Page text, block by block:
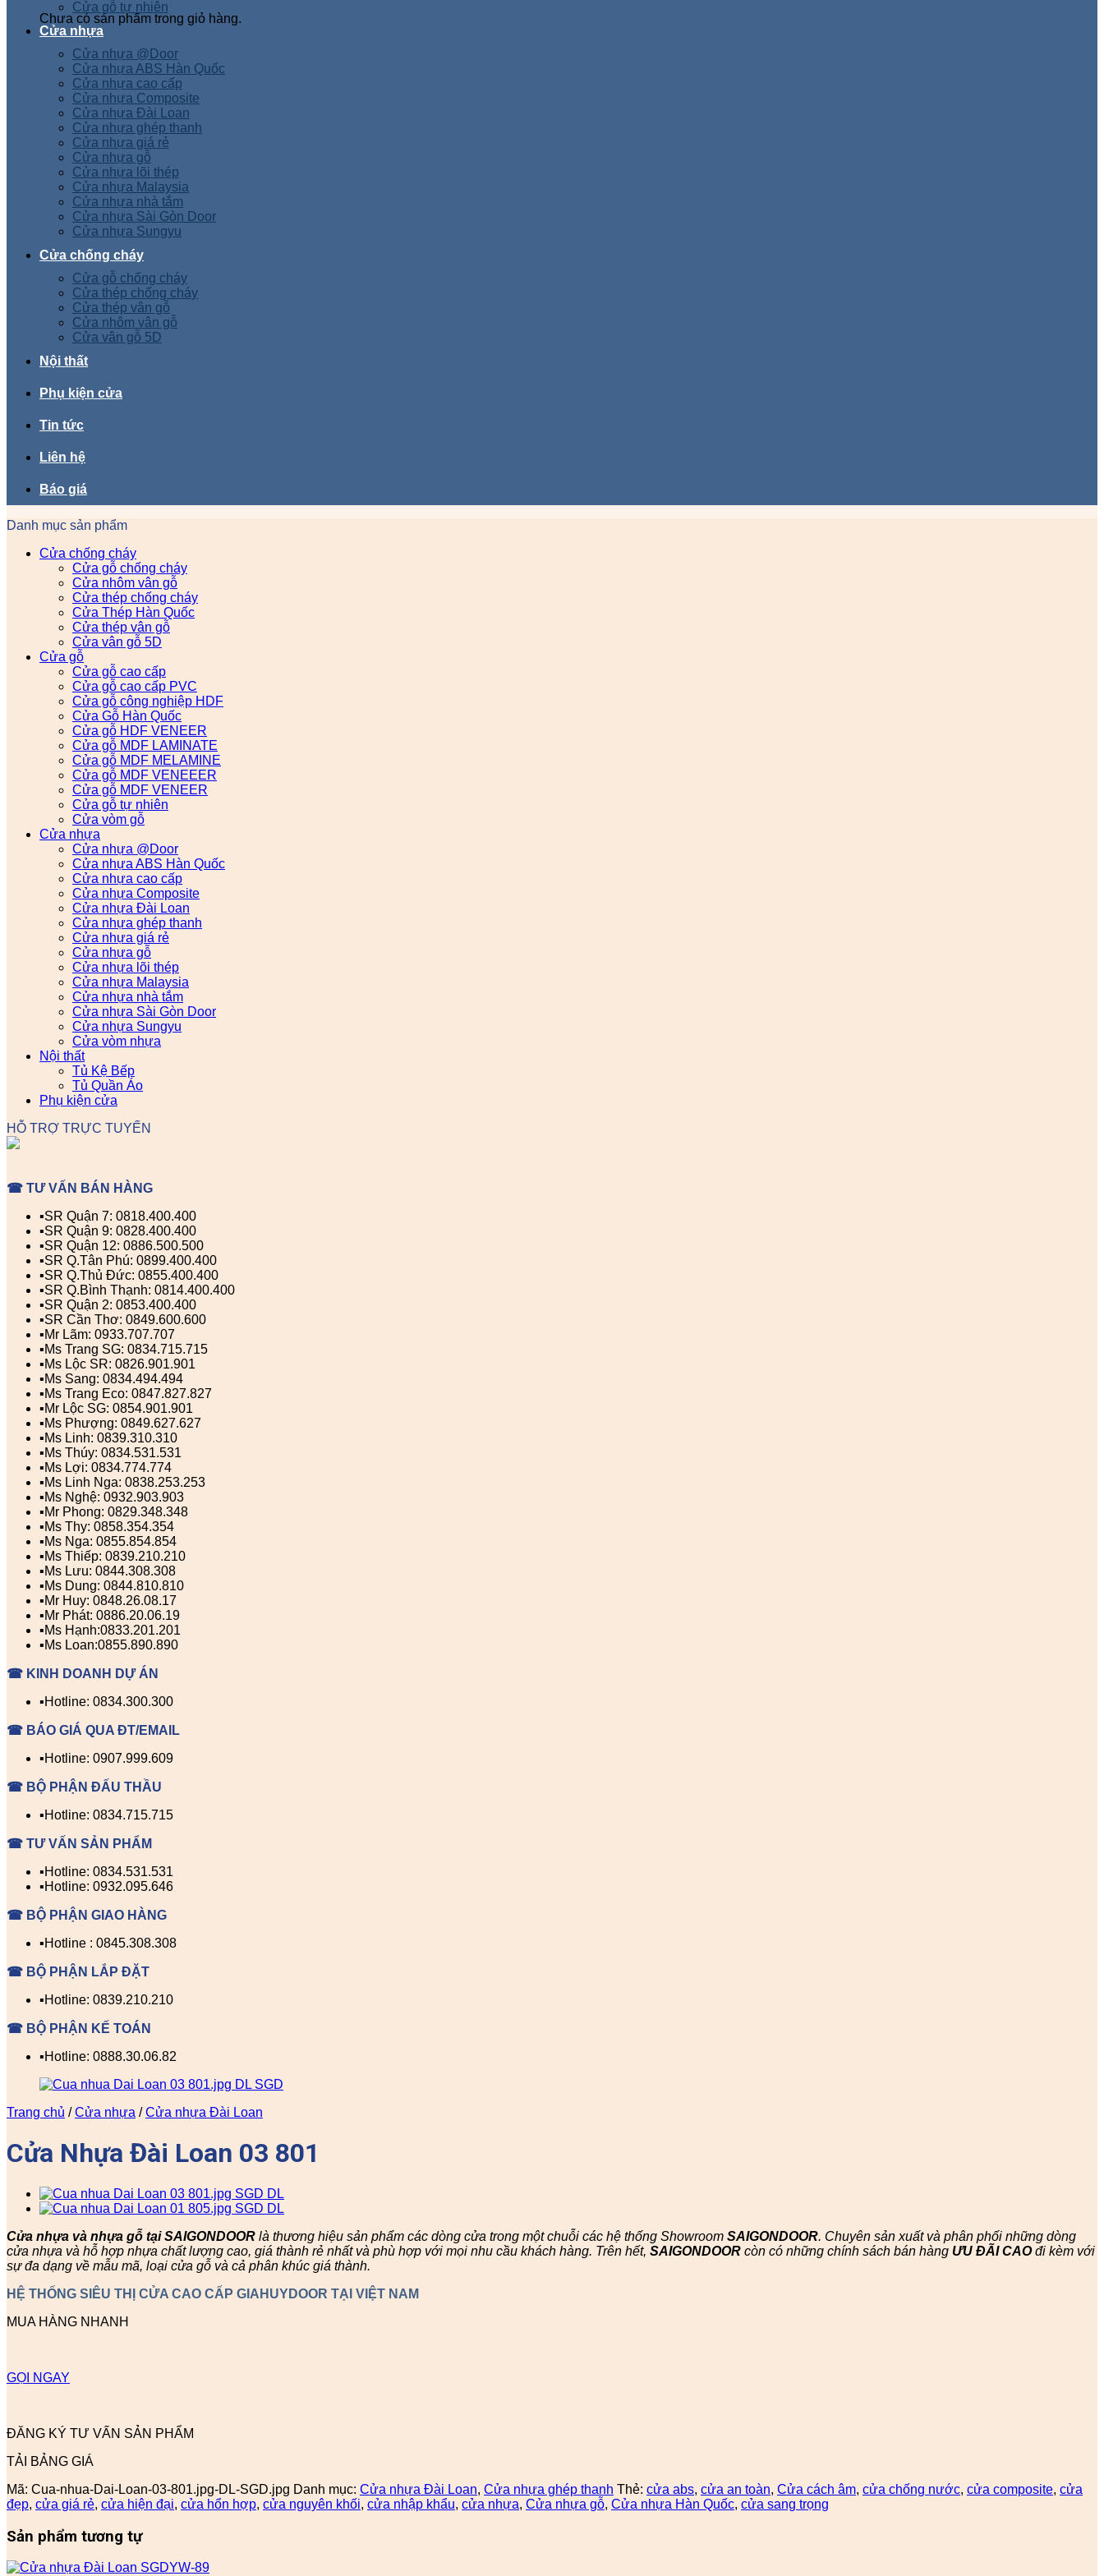
Chưa có sản phẩm trong giỏ hàng.
Cửa gỗ tự nhiên
Cửa nhựa
Cửa nhựa @Door
Cửa nhựa ABS Hàn Quốc
Cửa nhựa cao cấp
Cửa nhựa Composite
Cửa nhựa Đài Loan
Cửa nhựa ghép thanh
Cửa nhựa giá rẻ
Cửa nhựa gỗ
Cửa nhựa lõi thép
Cửa nhựa Malaysia
Cửa nhựa nhà tắm
Cửa nhựa Sài Gòn Door
Cửa nhựa Sungyu
Cửa chống cháy
Cửa gỗ chống cháy
Cửa thép chống cháy
Cửa thép vân gỗ
Cửa nhôm vân gỗ
Cửa vân gỗ 5D
Nội thất
Phụ kiện cửa
Tin tức
Liên hệ
Báo giá
Danh mục sản phẩm
Cửa chống cháy
Cửa gỗ chống cháy
Cửa nhôm vân gỗ
Cửa thép chống cháy
Cửa Thép Hàn Quốc
Cửa thép vân gỗ
Cửa vân gỗ 5D
Cửa gỗ
Cửa gỗ cao cấp
Cửa gỗ cao cấp PVC
Cửa gỗ công nghiệp HDF
Cửa Gỗ Hàn Quốc
Cửa gỗ HDF VENEER
Cửa gỗ MDF LAMINATE
Cửa gỗ MDF MELAMINE
Cửa gỗ MDF VENEEER
Cửa gỗ MDF VENEER
Cửa gỗ tự nhiên
Cửa vòm gỗ
Cửa nhựa
Cửa nhựa @Door
Cửa nhựa ABS Hàn Quốc
Cửa nhựa cao cấp
Cửa nhựa Composite
Cửa nhựa Đài Loan
Cửa nhựa ghép thanh
Cửa nhựa giá rẻ
Cửa nhựa gỗ
Cửa nhựa lõi thép
Cửa nhựa Malaysia
Cửa nhựa nhà tắm
Cửa nhựa Sài Gòn Door
Cửa nhựa Sungyu
Cửa vòm nhựa
Nội thất
Tủ Kệ Bếp
Tủ Quần Áo
Phụ kiện cửa
HỖ TRỢ TRỰC TUYẾN
☎ TƯ VẤN BÁN HÀNG
▪️SR Quận 7: 0818.400.400
▪️SR Quận 9: 0828.400.400
▪️SR Quận 12: 0886.500.500
▪️SR Q.Tân Phú: 0899.400.400
▪️SR Q.Thủ Đức: 0855.400.400
▪️SR Q.Bình Thạnh: 0814.400.400
▪️SR Quận 2: 0853.400.400
▪️SR Cần Thơ: 0849.600.600
▪️Mr Lãm: 0933.707.707
▪️Ms Trang SG: 0834.715.715
▪️Ms Lộc SR: 0826.901.901
▪️Ms Sang: 0834.494.494
▪️Ms Trang Eco: 0847.827.827
▪️Mr Lộc SG: 0854.901.901
▪️Ms Phượng: 0849.627.627
▪️Ms Linh: 0839.310.310
▪️Ms Thúy: 0834.531.531
▪️Ms Lợi: 0834.774.774
▪️Ms Linh Nga: 0838.253.253
▪️Ms Nghệ: 0932.903.903
▪️Mr Phong: 0829.348.348
▪️Ms Thy: 0858.354.354
▪️Ms Nga: 0855.854.854
▪️Ms Thiếp: 0839.210.210
▪️Ms Lưu: 0844.308.308
▪️Ms Dung: 0844.810.810
▪️Mr Huy: 0848.26.08.17
▪️Mr Phát: 0886.20.06.19
▪️Ms Hạnh:0833.201.201
▪️Ms Loan:0855.890.890
☎ KINH DOANH DỰ ÁN
▪️Hotline: 0834.300.300
☎ BÁO GIÁ QUA ĐT/EMAIL
▪️Hotline: 0907.999.609
☎ BỘ PHẬN ĐẤU THẦU
▪️Hotline: 0834.715.715
☎ TƯ VẤN SẢN PHẨM
▪️Hotline: 0834.531.531
▪️Hotline: 0932.095.646
☎ BỘ PHẬN GIAO HÀNG
▪️Hotline : 0845.308.308
☎ BỘ PHẬN LẮP ĐẶT
▪️Hotline: 0839.210.210
☎ BỘ PHẬN KẾ TOÁN
▪️Hotline: 0888.30.06.82
Trang chủ / Cửa nhựa / Cửa nhựa Đài Loan
Cửa Nhựa Đài Loan 03 801
Cửa nhựa và nhựa gỗ tại SAIGONDOOR là thương hiệu sản phẩm các dòng cửa trong một chuỗi các hệ thống Showroom SAIGONDOOR. Chuyên sản xuất và phân phối những dòng
cửa nhựa và hỗ hợp nhựa chất lượng cao, giá thành rẻ nhất và phù hợp với mọi nhu cầu khách hàng. Trên hết, SAIGONDOOR còn có những chính sách bán hàng ƯU ĐÃI CAOđi kèm với
sự đa dạng về mẫu mã, loại cửa gỗ và cả phân khúc giá thành.
HỆ THỐNG SIÊU THỊ CỬA CAO CẤP GIAHUYDOOR TẠI VIỆT NAM
MUA HÀNG NHANH
GỌI NGAY
ĐĂNG KÝ TƯ VẤN SẢN PHẨM
TẢI BẢNG GIÁ
Mã: Cua-nhua-Dai-Loan-03-801.jpg-DL-SGD.jpg Danh mục: Cửa nhựa Đài Loan, Cửa nhựa ghép thanh Thẻ: cửa abs, cửa an toàn, Cửa cách âm, cửa chống nước, cửa composite, cửa
đẹp, cửa giá rẻ, cửa hiện đại, cửa hổn hợp, cửa nguyên khối, cửa nhập khẩu, cửa nhựa, Cửa nhựa gỗ, Cửa nhựa Hàn Quốc, cửa sang trọng
Sản phẩm tương tự